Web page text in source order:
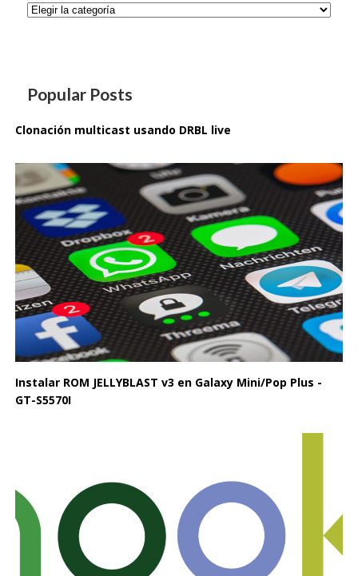
Categorías
Popular Posts
Clonación multicast usando DRBL live
Instalar ROM JELLYBLAST v3 en Galaxy Mini/Pop Plus -
GT-S5570I